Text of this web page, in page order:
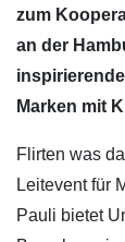
zum
an der
Marken mit
Flirten was
Leitevent für
Pauli bietet